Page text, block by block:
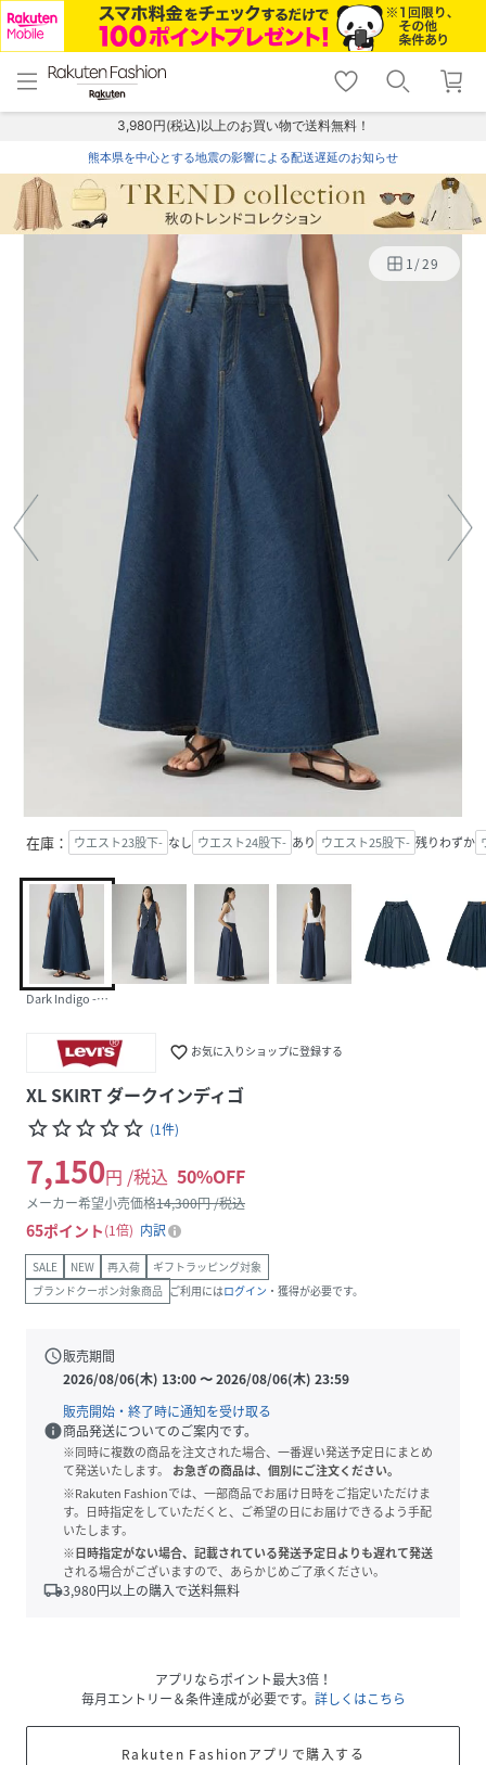
menu home
トップ
shopping_cart lock_outline
ログイン
3,980円(税込)以上のお買い物で送料無料！
熊本県を中心とする地震の影響による配送遅延のお知らせ
1/29
在庫： ウエスト23股下- なし ウエスト24股下- あり ウエスト25股下- 残りわずか
Dark Indigo - Flat Finish
favorite_border お気に入りショップに登録する
XL SKIRT ダークインディゴ
star_borderstar_borderstar_borderstar_borderstar_border (1件)
7,150円 /税込 50%OFF
メーカー希望小売価格14,300円 /税込
65ポイント 1倍 内訳
SALE NEW 再入荷
ギフトラッピング対象
ブランドクーポン対象商品 ご利用にはログイン ・獲得が必要です。
schedule販売期間
2026/08/06(木) 13:00〜2026/08/06(木) 23:59
販売開始・終了時に通知を受け取る
info商品発送についてのご案内です。
※同時に複数の商品を注文された場合、一番遅い発送予定日にまとめ
て発送いたします。
お急ぎの商品は、個別にご注文ください。
※Rakuten Fashionでは、一部商品でお届け日時をご指定いただけま
す。日時指定をしていただくと、ご希望の日にお届けできるよう手配
いたします。
※日時指定がない場合、記載されている発送予定日よりも遅れて発送
される場合がございますので、あらかじめご了承ください。
local_shipping3,980円以上の購入で送料無料
アプリならポイント最大3倍！
毎月エントリー＆条件達成が必要です。 詳しくはこちら
Rakuten Fashionアプリで購入する